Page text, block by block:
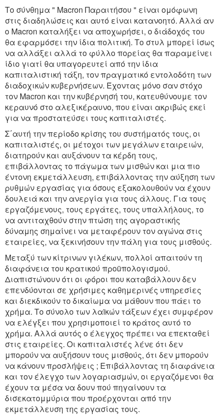
Το σύνθημα " Macron Παραιτήσου " είναι ομόφωνη
στις διαδηλώσεις και αυτό είναι κατανοητό. Αλλά αν
ο Macron καταλήξει να αποχωρήσει, ο διάδοχός του
θα εφαρμόσει την ίδια πολιτική. Το στυλ μπορεί ίσως
να αλλάξει αλλά το φύλλο πορείας θα παραμείνει
ίδιο γιατί θα υπαγορευτεί από την ίδια
καπιταλιστική τάξη, τον πραγματικό εντολοδότη των
διαδοχικών κυβερνήσεων. Έχοντας μόνο σαν στόχο
τον Macron και την κυβέρνησή του, κατευθύνουμε τον
κεραυνό στο αλεξικέραυνο, που είναι ακριβώς εκεί
για να προστατεύσει τους καπιταλιστές.
Σ΄αυτή την περίοδο κρίσης του συστήματός τους, οι
καπιταλιστές, οι μέτοχοι των μεγάλων εταιρειών,
διατηρούν και αυξάνουν τα κέρδη τους,
επιβάλλοντας το πάγωμα των μισθών και μια πιο
έντονη εκμετάλλευση, επιβάλλοντας την αύξηση των
ρυθμών εργασίας για όσους εξακολουθούν να έχουν
δουλειά και την ανεργία για τους άλλους. Για τους
εργαζόμενους, τους εργάτες, τους υπαλλήλους, το
να αντιταχθούν στην πτώση της αγοραστικής
δύναμης σημαίνει να μεταφέρουν τον αγώνα στις
εταιρείες, να ξεκινήσουν την πάλη για τους μισθούς.
Μεταξύ των κίτρινων γιλέκων, πολλοί απαιτούν τη
διαφάνεια του κρατικού προüπολογισμού.
Διαπιστώνουν ότι οι φόροι που καταβάλλουν δεν
επενδύονται σε χρήσιμες καθημερινές υπηρεσίες
και διεκδικούν το δικαίωμα να μάθουν που πάει το
χρήμα. Το σύνολο των λαïκών τάξεων έχει συμφέρον
να ελέγξει που χρησιμοποιεί το κράτος αυτό το
χρήμα. Αλλά αυτός ο έλεγχος πρέπει να επεκταθεί
στις εταιρείες. Οι καπιταλιστές λένε ότι δεν
μπορούν να αυξήσουν τους μισθούς, ότι δεν μπορούν
να κάνουν προσλήψεις ; Επιβάλλοντας τη διαφάνεια
και τον έλεγχο των λογαριασμών, οι εργαζόμενοι θα
έχουν τα μέσα να δουν πού πηγαίνουν τα
δισεκατομμύρια που προέρχονται από την
εκμετάλλευση της εργασίας τους.